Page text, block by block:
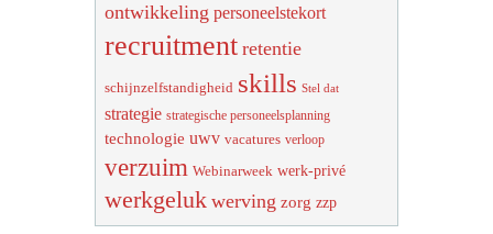
ontwikkeling personeelstekort
recruitment retentie
schijnzelfstandigheid skills Stel dat
strategie strategische personeelsplanning
technologie uwv vacatures verloop
verzuim Webinarweek werk-privé
werkgeluk werving zorg zzp